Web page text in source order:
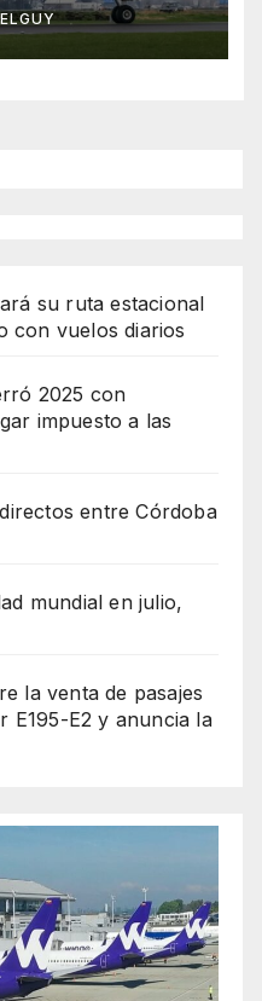
su ruta estacional
con vuelos diarios
2025 con
impuesto a las
entre Córdoba
mundial en julio,
la venta de pasajes
E195-E2 y anuncia la